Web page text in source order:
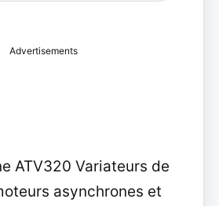
Advertisements
ATV320 Variateurs de
asynchrones et